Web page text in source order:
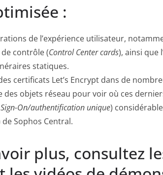
:
de l’expérience utilisateur,
contrôle (Control Center cards), ainsi que
statiques.
certificats Let’s Encrypt dans de
des objets réseau pour voir où ces
On/authentification unique)
de Sophos Central.
plus, consultez